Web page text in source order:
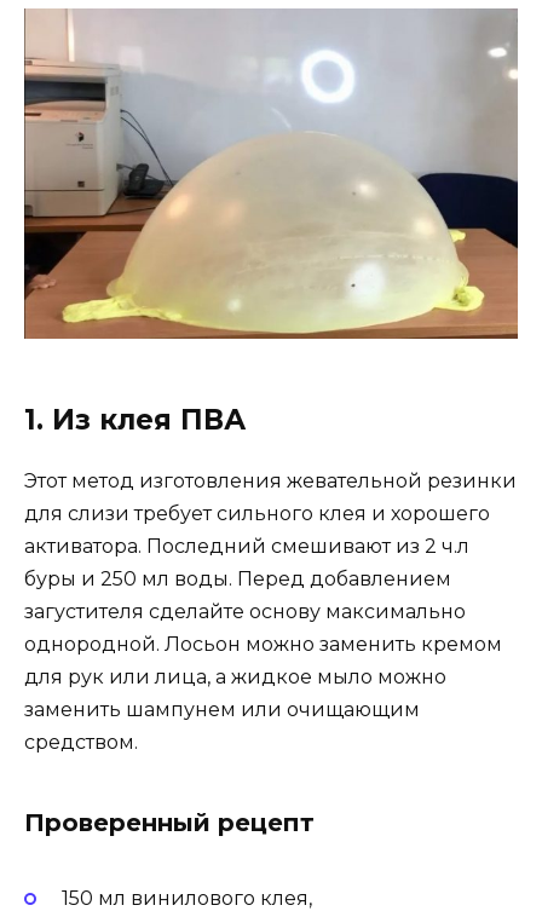
1. Из клея ПВА
Этот метод изготовления жевательной резинки
для слизи требует сильного клея и хорошего
активатора. Последний смешивают из 2 ч.л
буры и 250 мл воды. Перед добавлением
загустителя сделайте основу максимально
однородной. Лосьон можно заменить кремом
для рук или лица, а жидкое мыло можно
заменить шампунем или очищающим
средством.
Проверенный рецепт
150 мл винилового клея,